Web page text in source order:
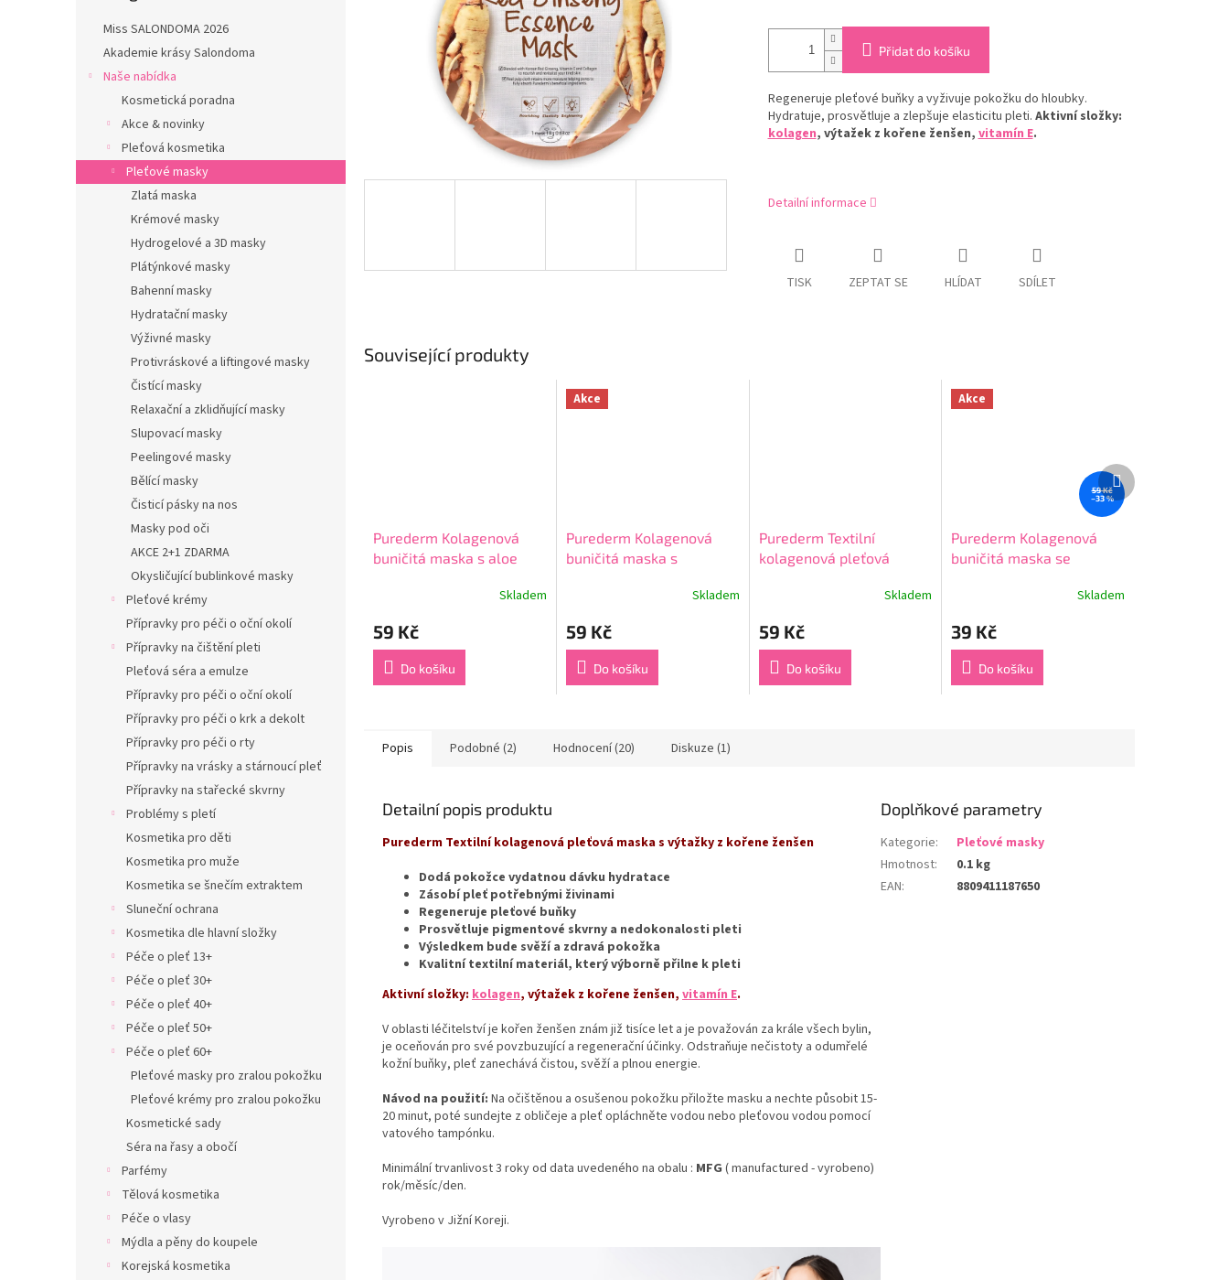
Miss SALONDOMA 2026
Akademie krásy Salondoma
Naše nabídka
Kosmetická poradna
Akce & novinky
Pleťová kosmetika
Pleťové masky
Zlatá maska
Krémové masky
Hydrogelové a 3D masky
Plátýnkové masky
Bahenní masky
Hydratační masky
Výživné masky
Protivráskové a liftingové masky
Čistící masky
Relaxační a zklidňující masky
Slupovací masky
Peelingové masky
Bělící masky
Čisticí pásky na nos
Masky pod oči
AKCE 2+1 ZDARMA
Okysličující bublinkové masky
Pleťové krémy
Přípravky pro péči o oční okolí
Přípravky na čištění pleti
Pleťová séra a emulze
Přípravky pro péči o oční okolí
Přípravky pro péči o krk a dekolt
Přípravky pro péči o rty
Přípravky na vrásky a stárnoucí pleť
Přípravky na stařecké skvrny
Problémy s pletí
Kosmetika pro děti
Kosmetika pro muže
Kosmetika se šnečím extraktem
Sluneční ochrana
Kosmetika dle hlavní složky
Péče o pleť 13+
Péče o pleť 30+
Péče o pleť 40+
Péče o pleť 50+
Péče o pleť 60+
Pleťové masky pro zralou pokožku
Pleťové krémy pro zralou pokožku
Kosmetické sady
Séra na řasy a obočí
Parfémy
Tělová kosmetika
Péče o vlasy
Mýdla a pěny do koupele
Korejská kosmetika
Přidat do košíku
Regeneruje pleťové buňky a vyživuje pokožku do hloubky.
Hydratuje, prosvětluje a zlepšuje elasticitu pleti. Aktivní složky:
kolagen, výtažek z kořene ženšen,vitamín E.
Detailní informace
TISK ZEPTAT SE HLÍDAT SDÍLET
Související produkty
Purederm Kolagenová
buničitá maska s aloe
produktu
je
4,9
z
Skladem
59 Kč
Do košíku
Akce
Purederm Kolagenová
buničitá maska s
produktu
je
4,9
z
Skladem
59 Kč
Do košíku
Purederm Textilní
kolagenová pleťová
produktu
je
4,9
z
Skladem
59 Kč
Do košíku
Akce
59 Kč
–33 %
Purederm Kolagenová
buničitá maska se
produktu
je
4,8
z
Skladem
39 Kč
Do košíku
Další
produkt
Popis Podobné (2) Hodnocení (20) Diskuze (1)
Detailní popis produktu
Purederm Textilní kolagenová pleťová maska s výtažky z kořene ženšen
Dodá pokožce vydatnou dávku hydratace
Zásobí pleť potřebnými živinami
Regeneruje pleťové buňky
Prosvětluje pigmentové skvrny a nedokonalosti pleti
Výsledkem bude svěží a zdravá pokožka
Kvalitní textilní materiál, který výborně přilne k pleti
Aktivní složky: kolagen, výtažek z kořene ženšen, vitamín E.
V oblasti léčitelství je kořen ženšen znám již tisíce let a je považován za krále všech bylin,
je oceňován pro své povzbuzující a regenerační účinky. Odstraňuje nečistoty a odumřelé
kožní buňky, pleť zanechává čistou, svěží a plnou energie.
Návod na použití: Na očištěnou a osušenou pokožku přiložte masku a nechte působit 15-
20 minut, poté sundejte z obličeje a pleť opláchněte vodou nebo pleťovou vodou pomocí
vatového tampónku.
Minimální trvanlivost 3 roky od data uvedeného na obalu : MFG ( manufactured - vyrobeno)
rok/měsíc/den.
Vyrobeno v Jižní Koreji.
Doplňkové parametry
Kategorie:
Pleťové masky
Hmotnost:
0.1 kg
EAN: 8809411187650